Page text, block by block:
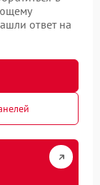
ответ на